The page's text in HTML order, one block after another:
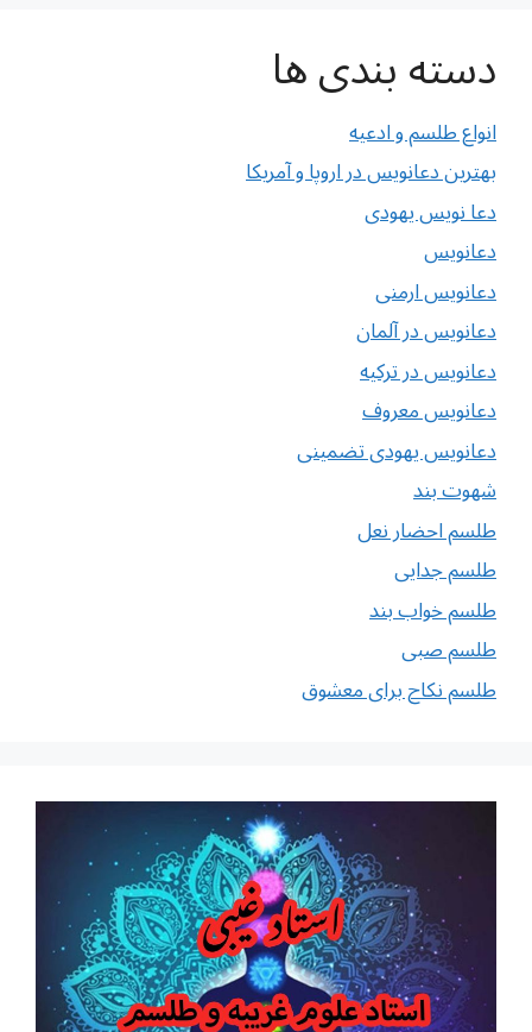
دسته بندی ها
انواع طلسم و ادعیه
بهترین دعانویس در اروپا و آمریکا
دعا نویس یهودی
دعانویس
دعانویس ارمنی
دعانویس در آلمان
دعانویس در ترکیه
دعانویس معروف
دعانویس یهودی تضمینی
شهوت بند
طلسم احضار نعل
طلسم جدایی
طلسم خواب بند
طلسم صبی
طلسم نکاح برای معشوق